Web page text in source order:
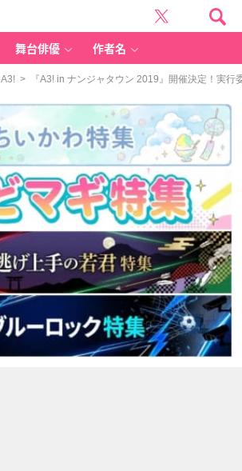
舞台俳優 作者名
A3! > 『A3! in ナンジャタウン 2019』開催決定！実行